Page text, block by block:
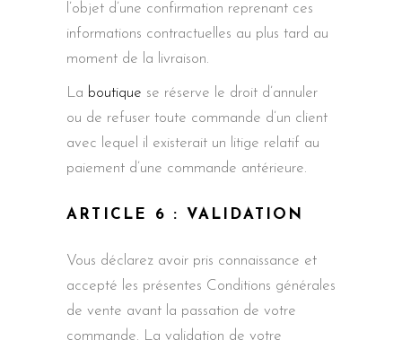
l’objet d’une confirmation reprenant ces
informations contractuelles au plus tard au
moment de la livraison.
La boutique se réserve le droit d’annuler
ou de refuser toute commande d’un client
avec lequel il existerait un litige relatif au
paiement d’une commande antérieure.
ARTICLE 6 : VALIDATION
Vous déclarez avoir pris connaissance et
accepté les présentes Conditions générales
de vente avant la passation de votre
commande. La validation de votre